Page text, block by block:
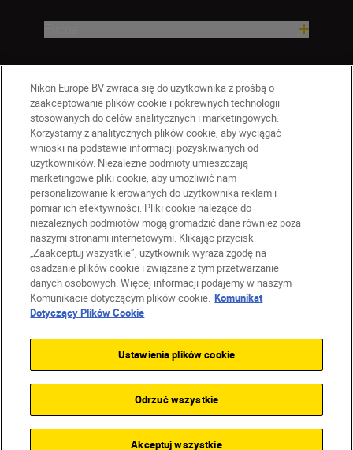
PL Nikon Sites
Skontaktuj się z nami
Oświadczenie dotyczące prywatności
Warunki użytkowania
Warunki korzystania z Nikon Store
Komunikat dotyczący plików cookie
Dostępność
Ustawienia plików cookie
Nikon Europe BV zwraca się do użytkownika z prośbą o
zaakceptowanie plików cookie i pokrewnych technologii
stosowanych do celów analitycznych i marketingowych.
Korzystamy z analitycznych plików cookie, aby wyciągać
wnioski na podstawie informacji pozyskiwanych od
użytkowników. Niezależne podmioty umieszczają
marketingowe pliki cookie, aby umożliwić nam
personalizowanie kierowanych do użytkownika reklam i
pomiar ich efektywności. Pliki cookie należące do
niezależnych podmiotów mogą gromadzić dane również poza
naszymi stronami internetowymi. Klikając przycisk
„Zaakceptuj wszystkie”, użytkownik wyraża zgodę na
osadzanie plików cookie i związane z tym przetwarzanie
danych osobowych. Więcej informacji podajemy w naszym
Komunikacie dotyczącym plików cookie. Komunikat
Dotyczący Plików Cookie
Ustawienia plików cookie
Odrzuć wszystkie
Akceptuj wszystkie